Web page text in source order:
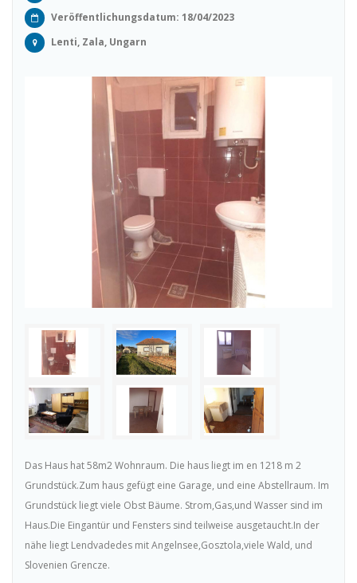
Veröffentlichungsdatum: 18/04/2023
Lenti, Zala, Ungarn
Das Haus hat 58m2 Wohnraum. Die haus liegt im en 1218 m 2
Grundstück.Zum haus gefügt eine Garage, und eine Abstellraum. Im
Grundstück liegt viele Obst Bäume. Strom,Gas,und Wasser sind im
Haus.Die Eingantür und Fensters sind teilweise ausgetaucht.In der
nähe liegt Lendvadedes mit Angelnsee,Gosztola,viele Wald, und
Slovenien Grencze.